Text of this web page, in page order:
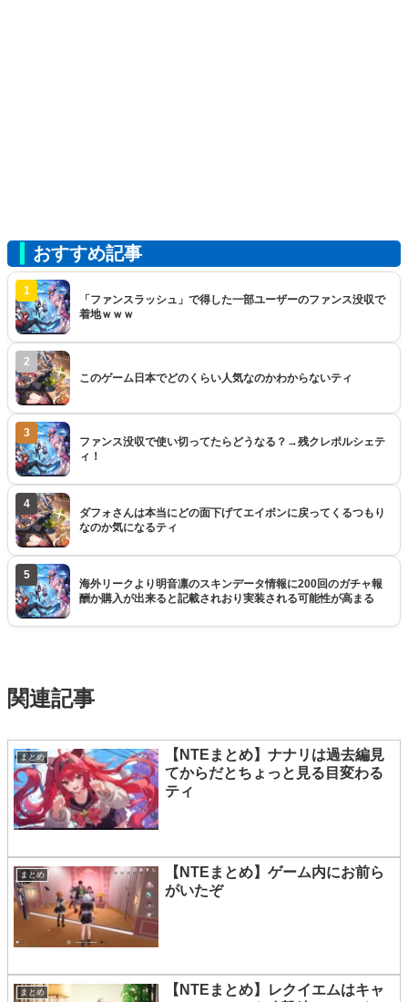
おすすめ記事
1
「ファンスラッシュ」で得した一部ユーザーのファンス没収で
着地ｗｗｗ
2
このゲーム日本でどのくらい人気なのかわからないティ
3
ファンス没収で使い切ってたらどうなる？→残クレポルシェテ
ィ！
4
ダフォさんは本当にどの面下げてエイボンに戻ってくるつもり
なのか気になるティ
5
海外リークより明音凛のスキンデータ情報に200回のガチャ報
酬か購入が出来ると記載されおり実装される可能性が高まる
関連記事
まとめ
【NTEまとめ】ナナリは過去編見
てからだとちょっと見る目変わる
ティ
まとめ
【NTEまとめ】ゲーム内にお前ら
がいたぞ
まとめ
【NTEまとめ】レクイエムはキャ